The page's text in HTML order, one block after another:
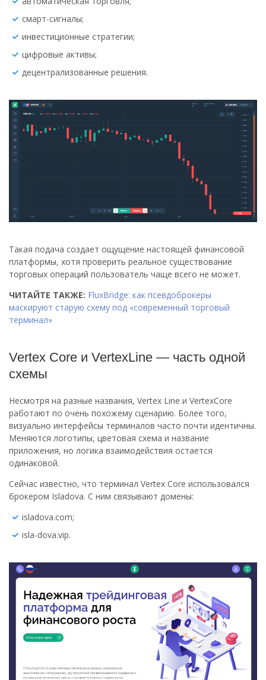
смарт-сигналы;
инвестиционные стратегии;
цифровые активы;
децентрализованные решения.
Такая подача создает ощущение настоящей финансовой
платформы, хотя проверить реальное существование
торговых операций пользователь чаще всего не может.
ЧИТАЙТЕ ТАКЖЕ: FluxBridge: как псевдоброкеры
маскируют старую схему под «современный торговый
терминал»
Vertex Core и VertexLine — часть одной
схемы
Несмотря на разные названия, Vertex Line и VertexCore
работают по очень похожему сценарию. Более того,
визуально интерфейсы терминалов часто почти идентичны.
Меняются логотипы, цветовая схема и название
приложения, но логика взаимодействия остается
одинаковой.
Сейчас известно, что терминал Vertex Core использовался
брокером Isladova. С ним связывают домены:
isladova.com;
isla-dova.vip.